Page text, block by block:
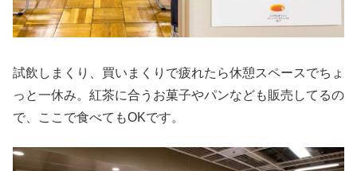
試飲しまくり、買いまくりで疲れたら休憩スペースでちょ
っと一休み。紅茶に合うお菓子やパンなども販売してるの
で、ここで食べてもOKです。